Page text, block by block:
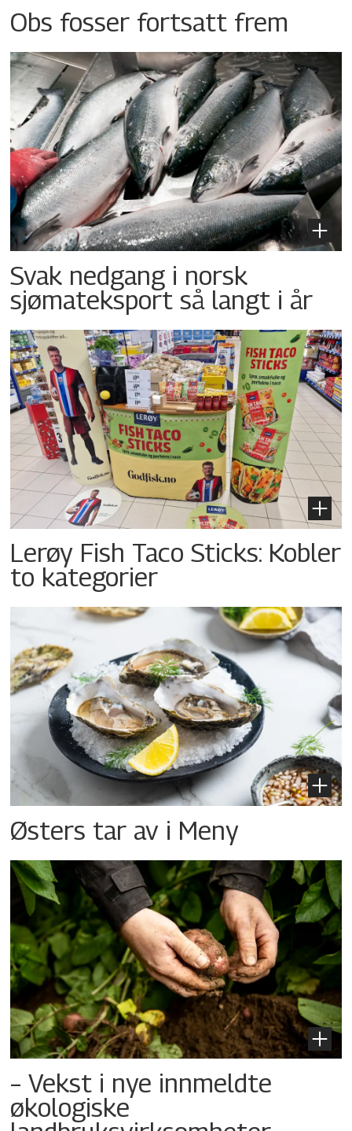
Obs fosser fortsatt frem
Svak nedgang i norsk
sjømateksport så langt i år
Lerøy Fish Taco Sticks: Kobler
to kategorier
Østers tar av i Meny
– Vekst i nye innmeldte
økologiske